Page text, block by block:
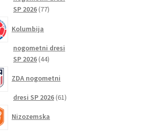
SP 2026 7777
Kolumbija
nogometni dresi
SP 2026 4444
ZDA nogometni
dresi SP 2026 6161
Nizozemska